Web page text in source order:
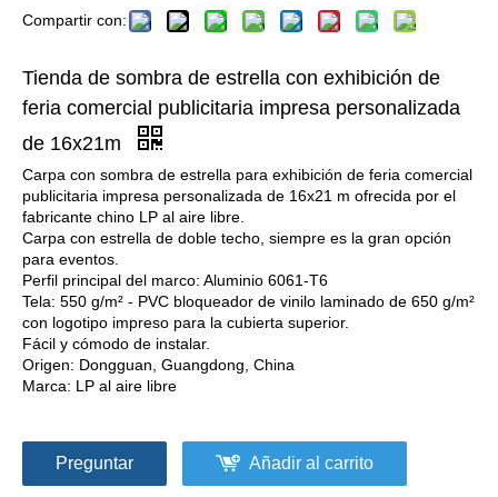
Compartir con:
Tienda de sombra de estrella con exhibición de
feria comercial publicitaria impresa personalizada
de 16x21m
Carpa con sombra de estrella para exhibición de feria comercial
publicitaria impresa personalizada de 16x21 m ofrecida por el
fabricante chino LP al aire libre.
Carpa con estrella de doble techo, siempre es la gran opción
para eventos.
Perfil principal del marco: Aluminio 6061-T6
Tela: 550 g/m² - PVC bloqueador de vinilo laminado de 650 g/m²
con logotipo impreso para la cubierta superior.
Fácil y cómodo de instalar.
Origen: Dongguan, Guangdong, China
Marca: LP al aire libre
Preguntar Añadir al carrito